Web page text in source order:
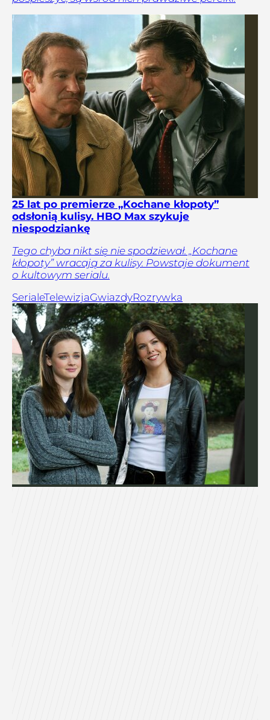
25 lat po premierze „Kochane kłopoty”
odsłonią kulisy. HBO Max szykuje
niespodziankę
Tego chyba nikt się nie spodziewał. „Kochane
kłopoty” wracają za kulisy. Powstaje dokument
o kultowym serialu.
SerialeTelewizjaGwiazdyRozrywka